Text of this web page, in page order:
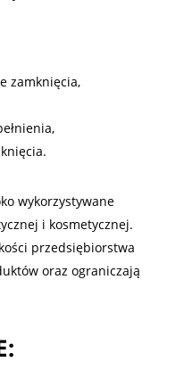
zamknięcia,
wykorzystywane
i kosmetycznej.
przedsiębiorstwa
oraz ograniczają